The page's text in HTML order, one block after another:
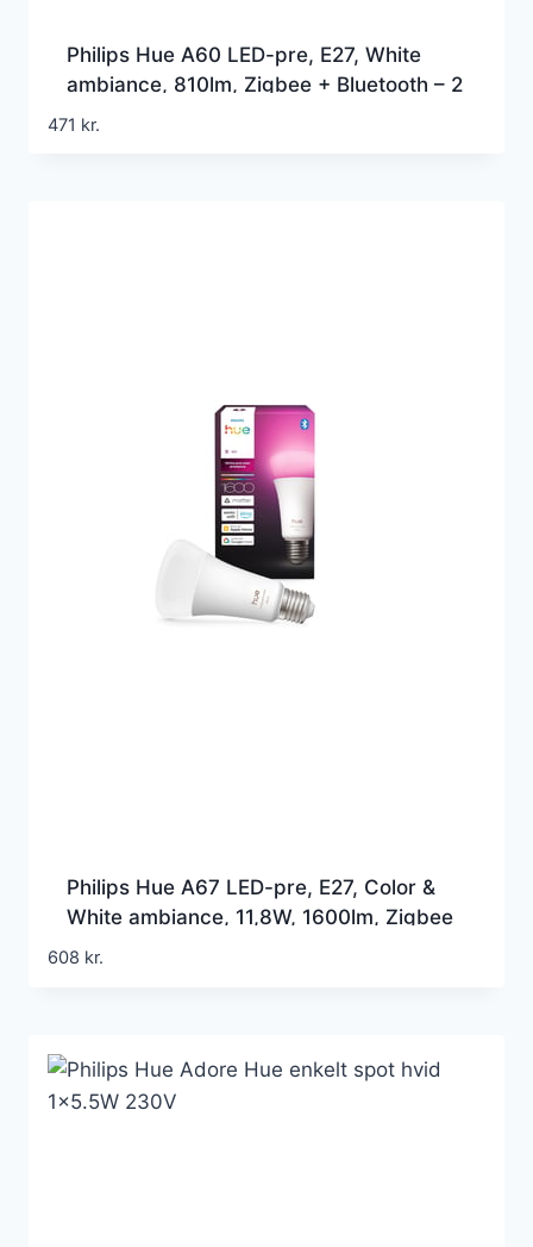
Philips Hue A60 LED-pre, E27, White
ambiance, 810lm, Zigbee + Bluetooth – 2
pak (2025)
471 kr.
Philips Hue A67 LED-pre, E27, Color &
White ambiance, 11,8W, 1600lm, Zigbee
+ Bluetooth (1 stk/pak)
608 kr.